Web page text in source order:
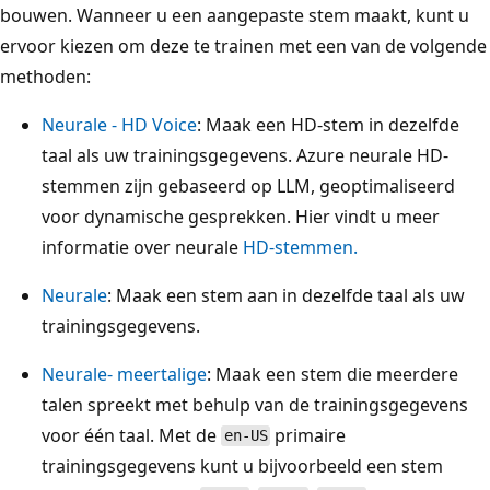
bouwen. Wanneer u een aangepaste stem maakt, kunt u
ervoor kiezen om deze te trainen met een van de volgende
methoden:
Neurale - HD Voice: Maak een HD-stem in dezelfde
taal als uw trainingsgegevens. Azure neurale HD-
stemmen zijn gebaseerd op LLM, geoptimaliseerd
voor dynamische gesprekken. Hier vindt u meer
informatie over neurale HD-stemmen.
Neurale: Maak een stem aan in dezelfde taal als uw
trainingsgegevens.
Neurale- meertalige: Maak een stem die meerdere
talen spreekt met behulp van de trainingsgegevens
voor één taal. Met de en-US primaire
trainingsgegevens kunt u bijvoorbeeld een stem